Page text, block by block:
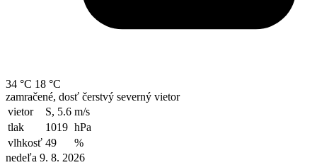
34 °C 18 °C
zamračené, dosť čerstvý severný vietor
vietor
S, 5.6 m/s
tlak
1019 hPa
vlhkosť 49
%
nedeľa 9. 8. 2026